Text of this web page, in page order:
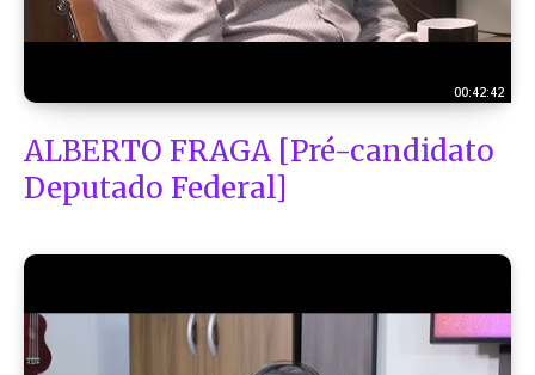
00:42:42
ALBERTO FRAGA [Pré-candidato
Deputado Federal]